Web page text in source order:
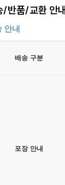
/반품/교환 안내
안내
배송 구분
포장 안내